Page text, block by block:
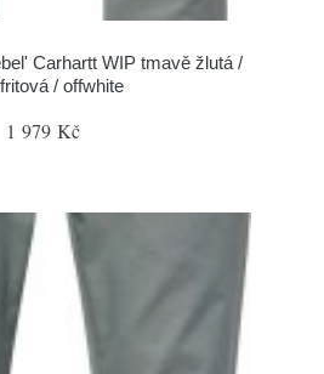
Carhartt WIP tmavě žlutá /
/ offwhite
1 979 Kč